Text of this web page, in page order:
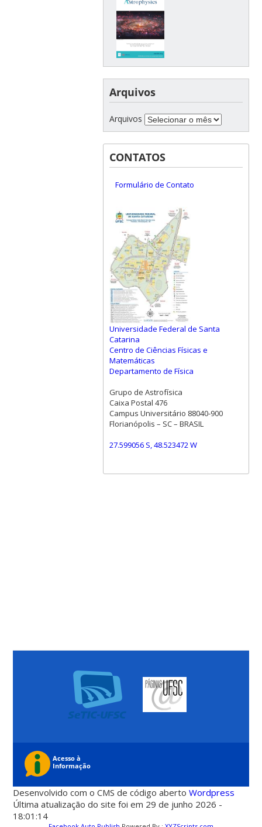
Arquivos
Arquivos
CONTATOS
Formulário de Contato
Universidade Federal de Santa
Catarina
Centro de Ciências Físicas e
Matemáticas
Departamento de Física
Grupo de Astrofísica
Caixa Postal 476
Campus Universitário 88040-900
Florianópolis – SC – BRASIL
27.599056 S, 48.523472 W
Desenvolvido com o CMS de código abertoWordpress
Última atualização do site foi em 29 de junho 2026 -
18:01:14